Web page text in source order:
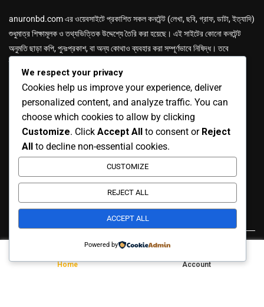
anuronbd.com এরওয়েবসাইটে প্রকাশিত সকল কনটেন্ট (লেখা, ছবি, গ্রাফ, ডাটা, ইত্যাদি)
শুধুমাত্র শিক্ষামূলক ও তথ্যভিত্তিক উদ্দেশ্যে তৈরি করা হয়েছে। এই সাইটের কোনো কনটেন্ট
অনুমতি ছাড়া কপি, পুনঃপ্রকাশ, বা অন্য কোথাও ব্যবহার করা সম্পূর্ণভাবে নিষিদ্ধ। তবে
GET IN TOUCH
Email: anuronbd4u@gmail.com
Address: Gulsan-1, Dhaka, Bangladesh.
We respect your privacy
Cookies help us improve your experience, deliver
personalized content, and analyze traffic. You can
choose which cookies to allow by clicking
Customize. Click Accept All to consent or Reject
All to decline non-essential cookies.
CUSTOMIZE
REJECT ALL
ACCEPT ALL
Powered by
Home Account